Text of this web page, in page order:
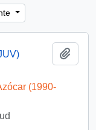
(1990-